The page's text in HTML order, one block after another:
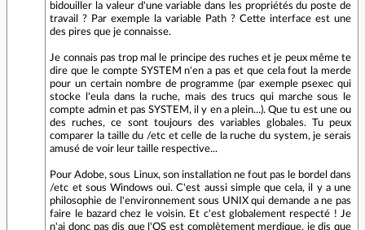
bidouiller la valeur d'une variable dans les propriétés du poste de
travail ? Par exemple la variable Path ? Cette interface est une
des pires que je connaisse.
Je connais pas trop mal le principe des ruches et je peux même te
dire que le compte SYSTEM n'en a pas et que cela fout la merde
pour un certain nombre de programme (par exemple psexec qui
stocke l'eula dans la ruche, mais des trucs qui marche sous le
compte admin et pas SYSTEM, il y en a plein...). Que tu est une ou
des ruches, ce sont toujours des variables globales. Tu peux
comparer la taille du /etc et celle de la ruche du system, je serais
amusé de voir leur taille respective...
Pour Adobe, sous Linux, son installation ne fout pas le bordel dans
/etc et sous Windows oui. C'est aussi simple que cela, il y a une
philosophie de l'environnement sous UNIX qui demande a ne pas
faire le bazard chez le voisin. Et c'est globalement respecté ! Je
n'ai donc pas dis que l'OS est complètement merdique, je dis que